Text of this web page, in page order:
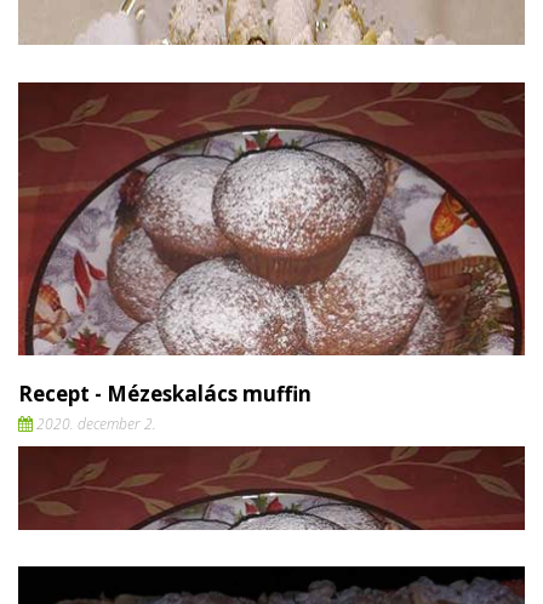
Recept - Mézeskalács muffin
2020. december 2.